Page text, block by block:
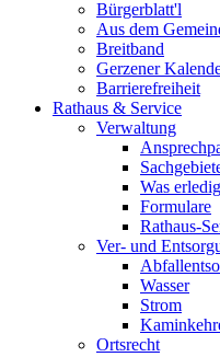
Bürgerblatt'l
Aus dem
Breitband
Gerzener
Barrierefreiheit
Rathaus & Service
Verwaltung
Was
Formulare
Rathaus-
Ver- und
Wasser
Strom
Ortsrecht